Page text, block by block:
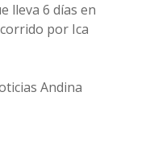
lleva 6 días en
por Ica
Andina